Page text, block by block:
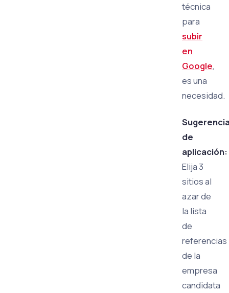
técnica
para
subir
en
Google,
es una
necesidad.
de
aplicación:
Elija 3
sitios al
azar de
la lista
de
referencias
de la
empresa
candidata